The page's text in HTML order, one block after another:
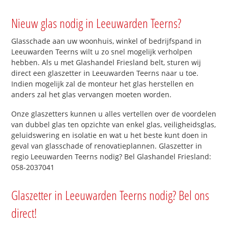
Nieuw glas nodig in Leeuwarden Teerns?
Glasschade aan uw woonhuis, winkel of bedrijfspand in
Leeuwarden Teerns wilt u zo snel mogelijk verholpen
hebben. Als u met Glashandel Friesland belt, sturen wij
direct een glaszetter in Leeuwarden Teerns naar u toe.
Indien mogelijk zal de monteur het glas herstellen en
anders zal het glas vervangen moeten worden.
Onze glaszetters kunnen u alles vertellen over de voordelen
van dubbel glas ten opzichte van enkel glas, veiligheidsglas,
geluidswering en isolatie en wat u het beste kunt doen in
geval van glasschade of renovatieplannen. Glaszetter in
regio Leeuwarden Teerns nodig? Bel Glashandel Friesland:
058-2037041
Glaszetter in Leeuwarden Teerns nodig? Bel ons
direct!